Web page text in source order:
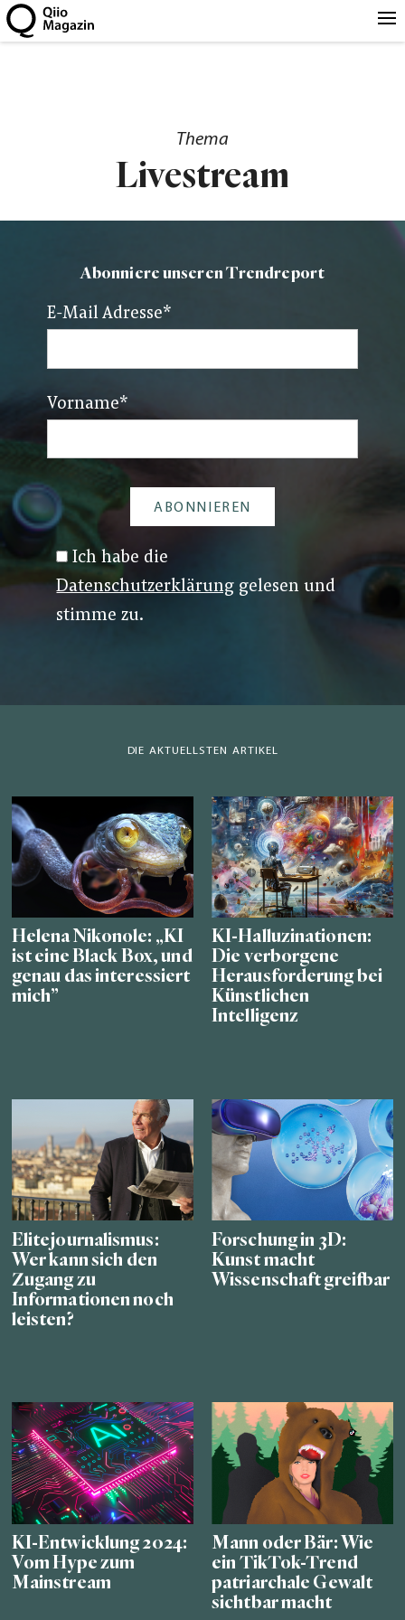
Thema
Livestream
Abonniere unseren Trendreport
E-Mail Adresse*
Vorname*
Ich habe die
Datenschutzerklärung gelesen und
stimme zu.
DIE AKTUELLSTEN ARTIKEL
Helena Nikonole: „KI
ist eine Black Box, und
genau das interessiert
mich”
KI-Halluzinationen:
Die verborgene
Herausforderung bei
Künstlichen
Intelligenz
Elitejournalismus:
Wer kann sich den
Zugang zu
Informationen noch
leisten?
Forschung in 3D:
Kunst macht
Wissenschaft greifbar
KI-Entwicklung 2024:
Vom Hype zum
Mainstream
Mann oder Bär: Wie
ein TikTok-Trend
patriarchale Gewalt
sichtbar macht